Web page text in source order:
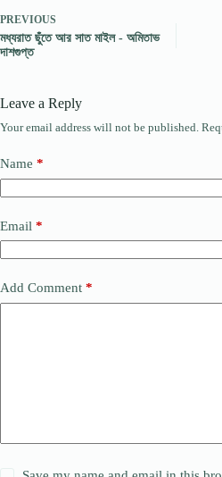
PREVIOUS
মধ্যরাত ছুঁতে আর সাত মাইল - অমিতাভ
দাশগুপ্ত
Leave a Reply
Your email address will not be published.
Name *
Email *
Add Comment *